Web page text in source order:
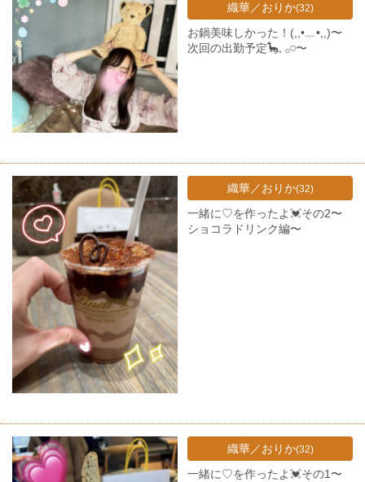
織華／おりか(32)
お鍋美味しかった！(,,•﹏•,,)〜
次回の出勤予定🦕𓈒 𓂂𓏸〜
織華／おりか(32)
一緒に♡を作ったよ💓その2〜
ショコラドリンク編〜
織華／おりか(32)
一緒に♡を作ったよ💓その1〜